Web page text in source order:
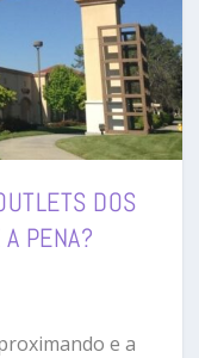
DOS
PENA?
e a